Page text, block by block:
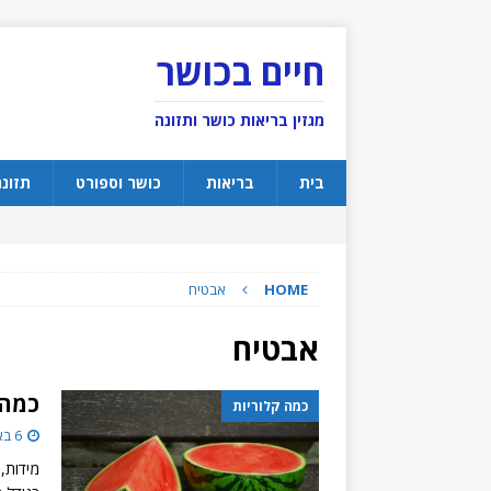
חיים בכושר
מגזין בריאות כושר ותזונה
בית בריאות כושר וספורט
HOME אבטיח
אבטיח
כמה קלוריות
6 באוגוסט 2013